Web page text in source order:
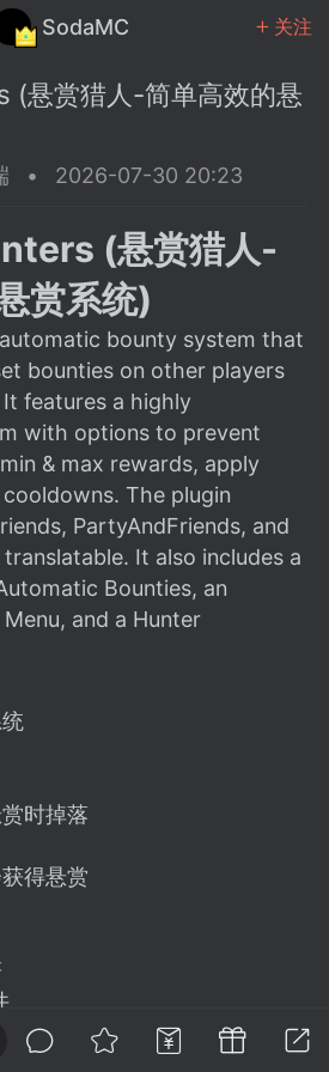
SodaMC 关注
SodaMC
材质 社区
助者
规则
进与建议 🧃
馈板块，欢迎每
你对 社区功能、
何想法！...
享
你期望的功能等
与作者进行反馈
(悬赏猎人-简单高效的悬
• 2026-07-30 20:23
(悬赏猎人-
赏系统)
bounty system that
bounties on other players
features a highly
with options to prevent
& max rewards, apply
The plugin
PartyAndFriends, and
It also includes a
Bounties, an
and a Hunter
时掉落
得悬赏